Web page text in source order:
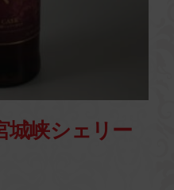
城峡シェリー